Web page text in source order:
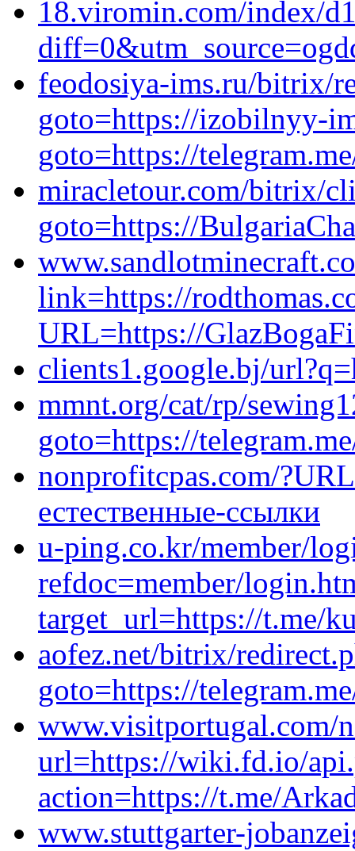
18.viromin.com/index/
feodosiya-ims.ru/bitrix/
goto=https://izobilnyy-
goto=https://
miracletour.com/bitrix/
goto=https://
link=https://
URL=https://
clients1.google.bj/
mmnt.org/cat/rp/
goto=https://
nonprofitcpas.com/
естественные-ссылки
u-ping.co.kr/member/
refdoc=member/
target_url=https://t.me/
aofez.net/bitrix/
goto=https://
www.visitportugal.com/
url=https://wiki.fd.io/
action=https://t.me/
www.stuttgarter-